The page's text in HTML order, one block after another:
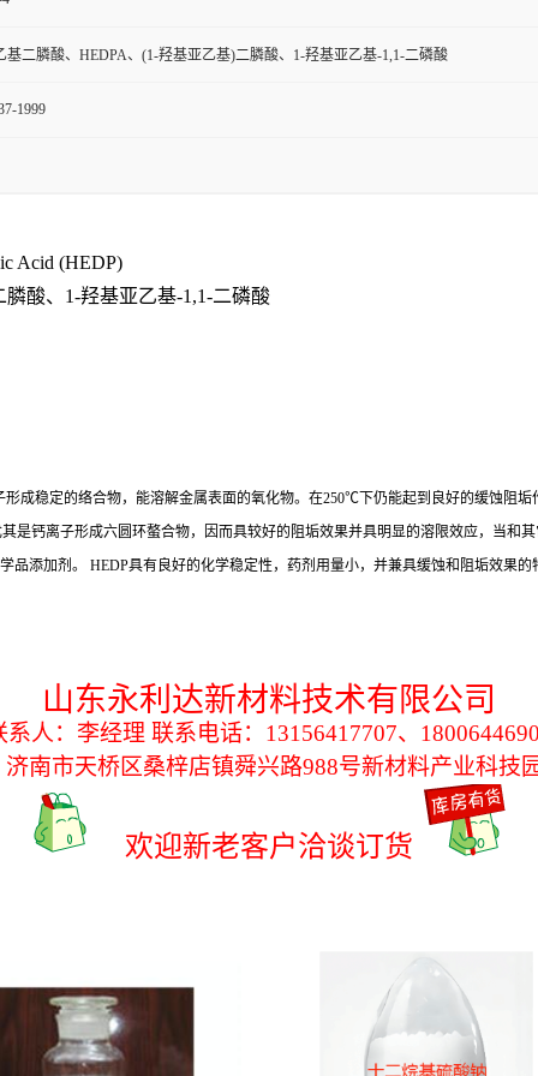
基二膦酸、HEDPA、(1-羟基亚乙基)二膦酸、1-羟基亚乙基-1,1-二磷酸
1999
Acid (HEDP)
酸、1-羟基亚乙基-1,1-二磷酸
成稳定的络合物，能溶解金属表面的氧化物。在250℃下仍能起到良好的缓蚀阻
是钙离子形成六圆环螯合物，因而具较好的阻垢效果并具明显的溶限效应，当和
品添加剂。 HEDP具有良好的化学稳定性，药剂用量小，并兼具缓蚀和阻垢效果
山东永利达新材料技术有限公司
系人：李经理 联系电话： 13156417707、
南市天桥区桑梓店镇舜兴路988号新材料产业科技
欢迎新老客户洽谈订货